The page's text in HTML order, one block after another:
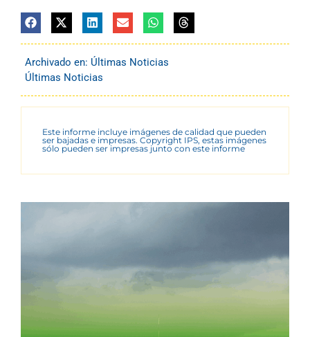
Archivado en: Últimas Noticias
Últimas Noticias
Este informe incluye imágenes de calidad que pueden
ser bajadas e impresas. Copyright IPS, estas imágenes
sólo pueden ser impresas junto con este informe